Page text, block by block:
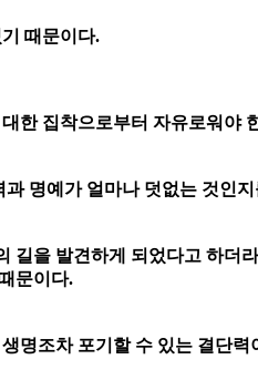
때문이다.
한 집착으로부터 자유로워야
명예가 얼마나 덧없는 것인
을 발견하게 되었다고 하더
문이다.
명조차 포기할 수 있는 결단